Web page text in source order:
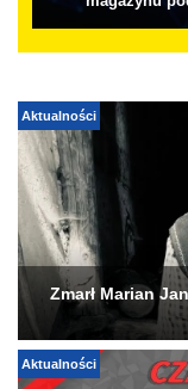
Aktualności
Zmarł Marian
Aktualności